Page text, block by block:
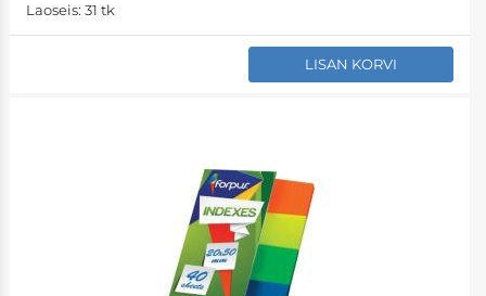
Laoseis: 31 tk
LISAN KORVI